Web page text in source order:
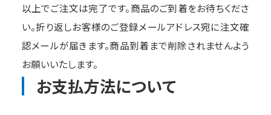
以上でご注文は完了です。商品のご到着をお待ちくださ
い。折り返しお客様のご登録メールアドレス宛に注文確
認メールが届きます。商品到着まで削除されませんよう
お願いいたします。
お支払方法について